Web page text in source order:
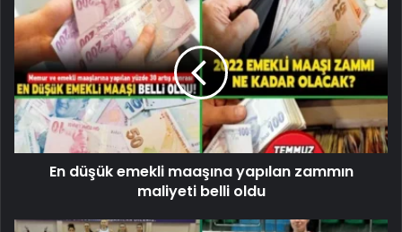
En düşük emekli maaşına yapılan zammın
maliyeti belli oldu